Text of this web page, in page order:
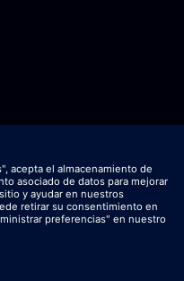
que quieran
tener en cuenta
antes / durante /
No pedimos datos
personal a cambio de
que parezcan ser